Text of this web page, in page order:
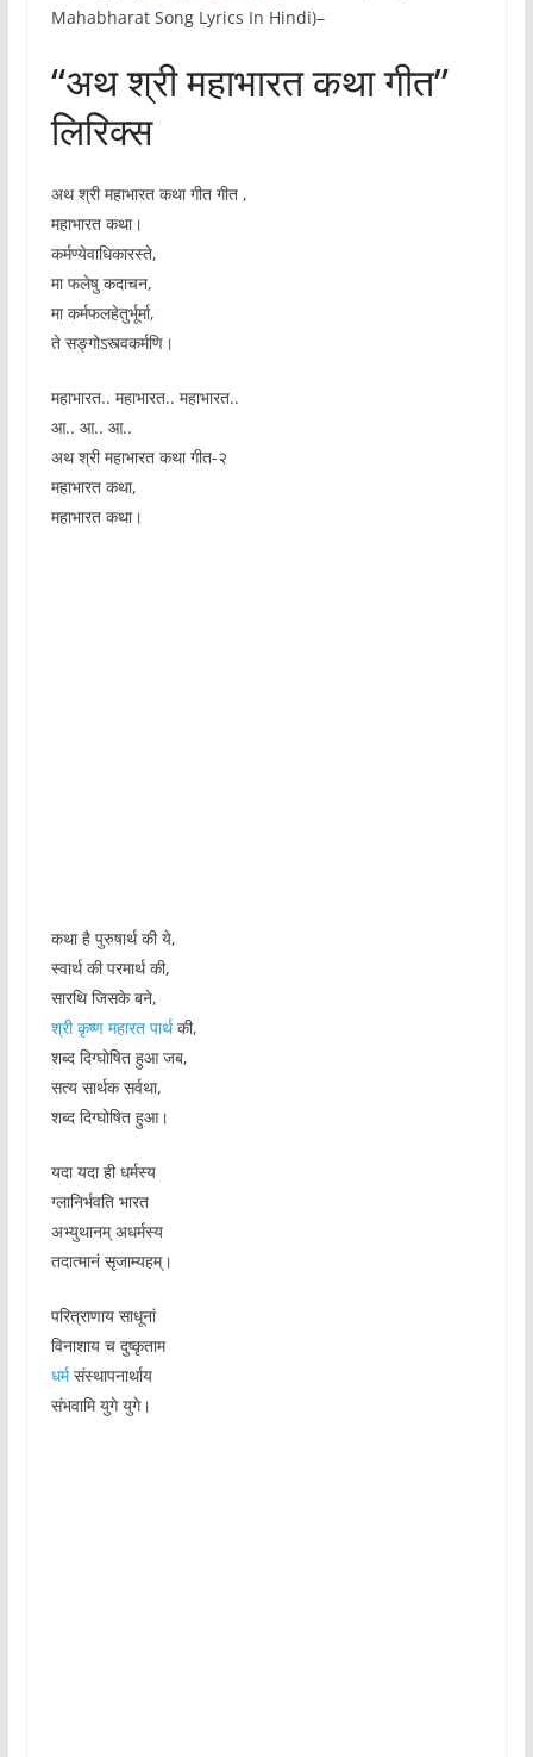
Mahabharat Song Lyrics In Hindi)–
“अथ श्री महाभारत कथा गीत”
लिरिक्स
अथ श्री महाभारत कथा गीत गीत ,
महाभारत कथा।
कर्मण्येवाधिकारस्ते,
मा फलेषु कदाचन,
मा कर्मफलहेतुर्भूर्मा,
ते सङ्गोऽस्त्वकर्मणि।
महाभारत.. महाभारत.. महाभारत..
आ.. आ.. आ..
अथ श्री महाभारत कथा गीत-२
महाभारत कथा,
महाभारत कथा।
कथा है पुरुषार्थ की ये,
स्वार्थ की परमार्थ की,
सारथि जिसके बने,
श्री कृष्ण महारत पार्थकी,
शब्द दिग्घोषित हुआ जब,
सत्य सार्थक सर्वथा,
शब्द दिग्घोषित हुआ।
यदा यदा ही धर्मस्य
ग्लानिर्भवति भारत
अभ्युथानम् अधर्मस्य
तदात्मानं सृजाम्यहम्।
परित्राणाय साधूनां
विनाशाय च दुष्कृताम
धर्मसंस्थापनार्थाय
संभवामि युगे युगे।